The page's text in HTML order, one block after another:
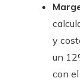
y
un
con